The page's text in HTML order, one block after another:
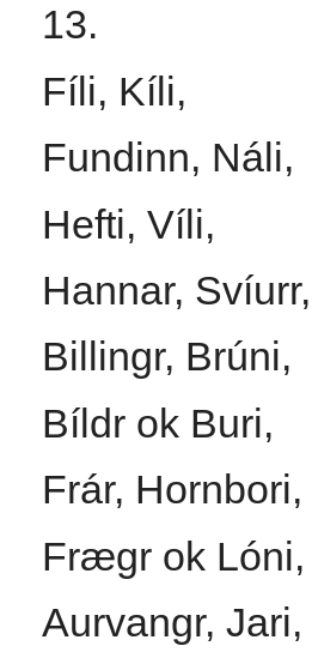
13.
Fíli, Kíli,
Fundinn, Náli,
Hefti, Víli,
Hannar, Svíurr,
Billingr, Brúni,
Bíldr ok Buri,
Frár, Hornbori,
Frægr ok Lóni,
Aurvangr, Jari,